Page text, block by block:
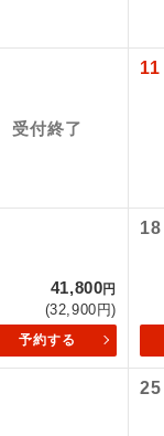
受付終了
11
41,800円
(32,900円)
予約する
18
25
航空会社が設定
ご旅行の契約が成
ご予約方法につい
ウェブ限定コース
現地添乗員同行
バスガイド乗務
絶景
温泉